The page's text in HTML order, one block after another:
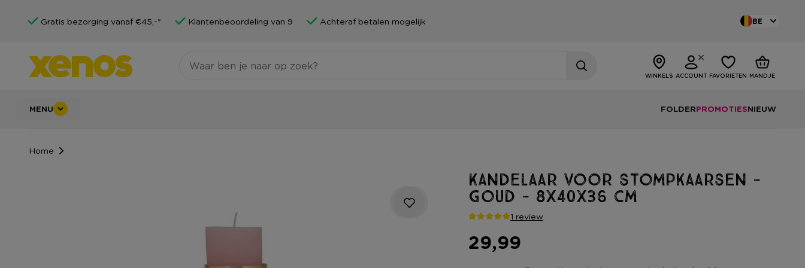
Gratis bezorging vanaf €45,-* Klantenbeoordeling van 9 Achteraf betalen mogelijk BE
WINKELS ACCOUNT FAVORIETEN MANDJE
MENU FOLDERPROMOTIESNIEUW
Home
Kandelaar voor stompkaarsen -
goud - 8x40x36 cm
1 review
29,99